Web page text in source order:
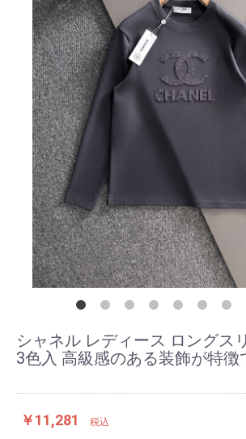
シャネル レディース ロングス
3色入 高級感のある装飾が特徴
￥11,281 税込